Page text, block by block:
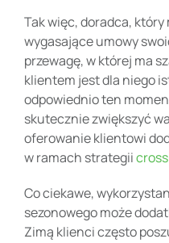
Tak więc, doradca,
wygasające umowy
przewagę, w której ma
klientem jest dla niego
odpowiednio ten
skutecznie zwiększyć
oferowanie klientowi
w ramach strategii
Co ciekawe,
sezonowego może
Zimą klienci często